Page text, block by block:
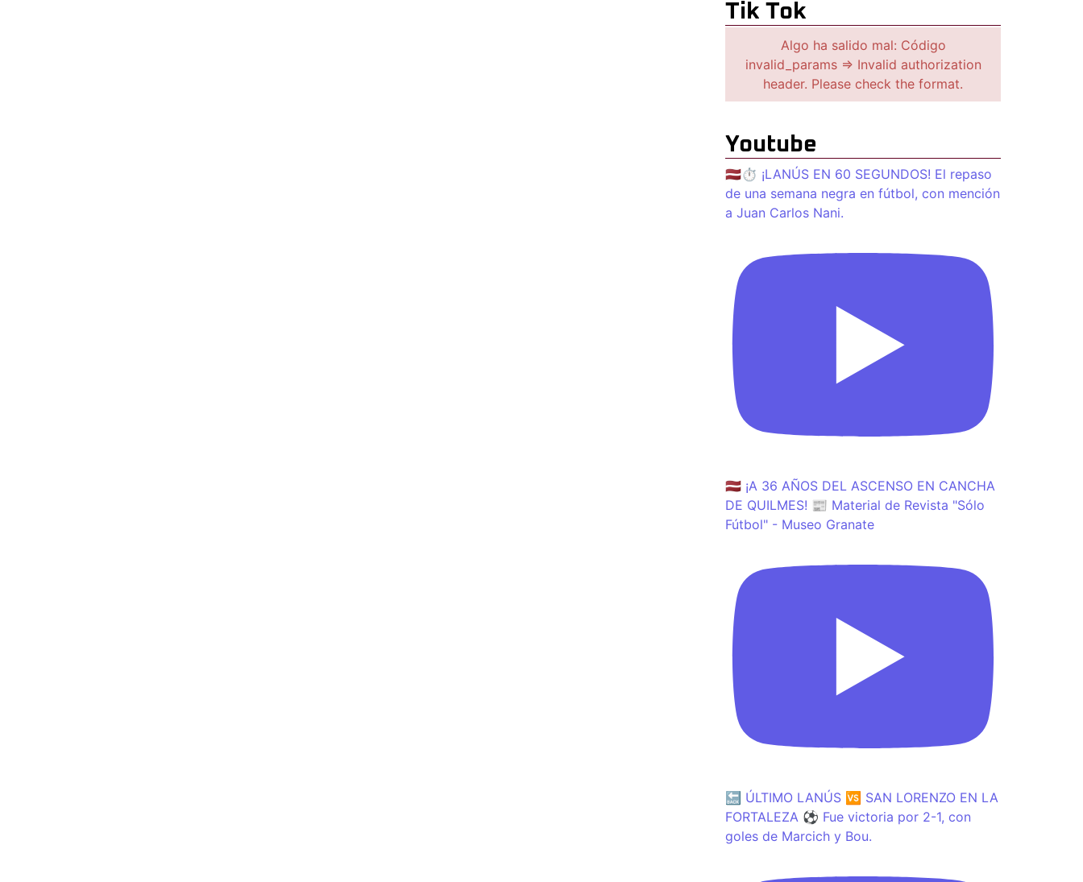
Tik Tok
Algo ha salido mal: Código
invalid_params => Invalid authorization
header. Please check the format.
Youtube
🇱🇻⏱️ ¡LANÚS EN 60 SEGUNDOS! El repaso
de una semana negra en fútbol, con mención
a Juan Carlos Nani.
🇱🇻 ¡A 36 AÑOS DEL ASCENSO EN CANCHA
DE QUILMES! 📰 Material de Revista "Sólo
Fútbol" - Museo Granate
🔙 ÚLTIMO LANÚS 🆚 SAN LORENZO EN LA
FORTALEZA ⚽️ Fue victoria por 2-1, con
goles de Marcich y Bou.